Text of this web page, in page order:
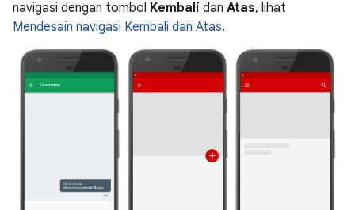
navigasi dengan tombol Kembali dan Atas, lihat
Mendesain navigasi Kembali dan Atas.